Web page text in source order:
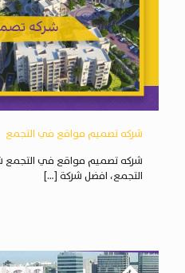
شركه تصميم مواقع في التجمع
شركه تصميم مواقع في
التجمع، افضل شركة[…]